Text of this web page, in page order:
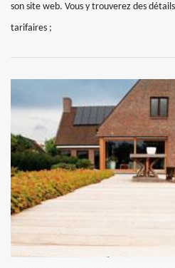
son site web. Vous y trouverez des
tarifaires ;